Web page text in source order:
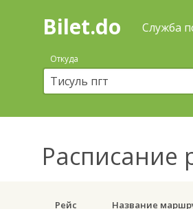
Поиск
покупка
билетов
автобус
онлайн
Bilet.do Служба
Откуда
Расписание
Рейс Название